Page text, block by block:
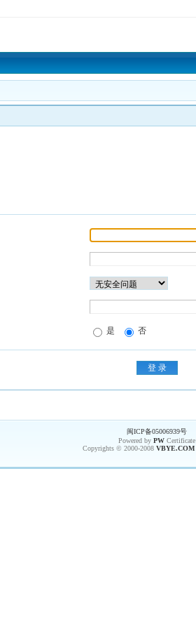
是 否
闽ICP备05006939号
Powered by PW Certificate
Copyrights © 2000-2008VBYE.COM